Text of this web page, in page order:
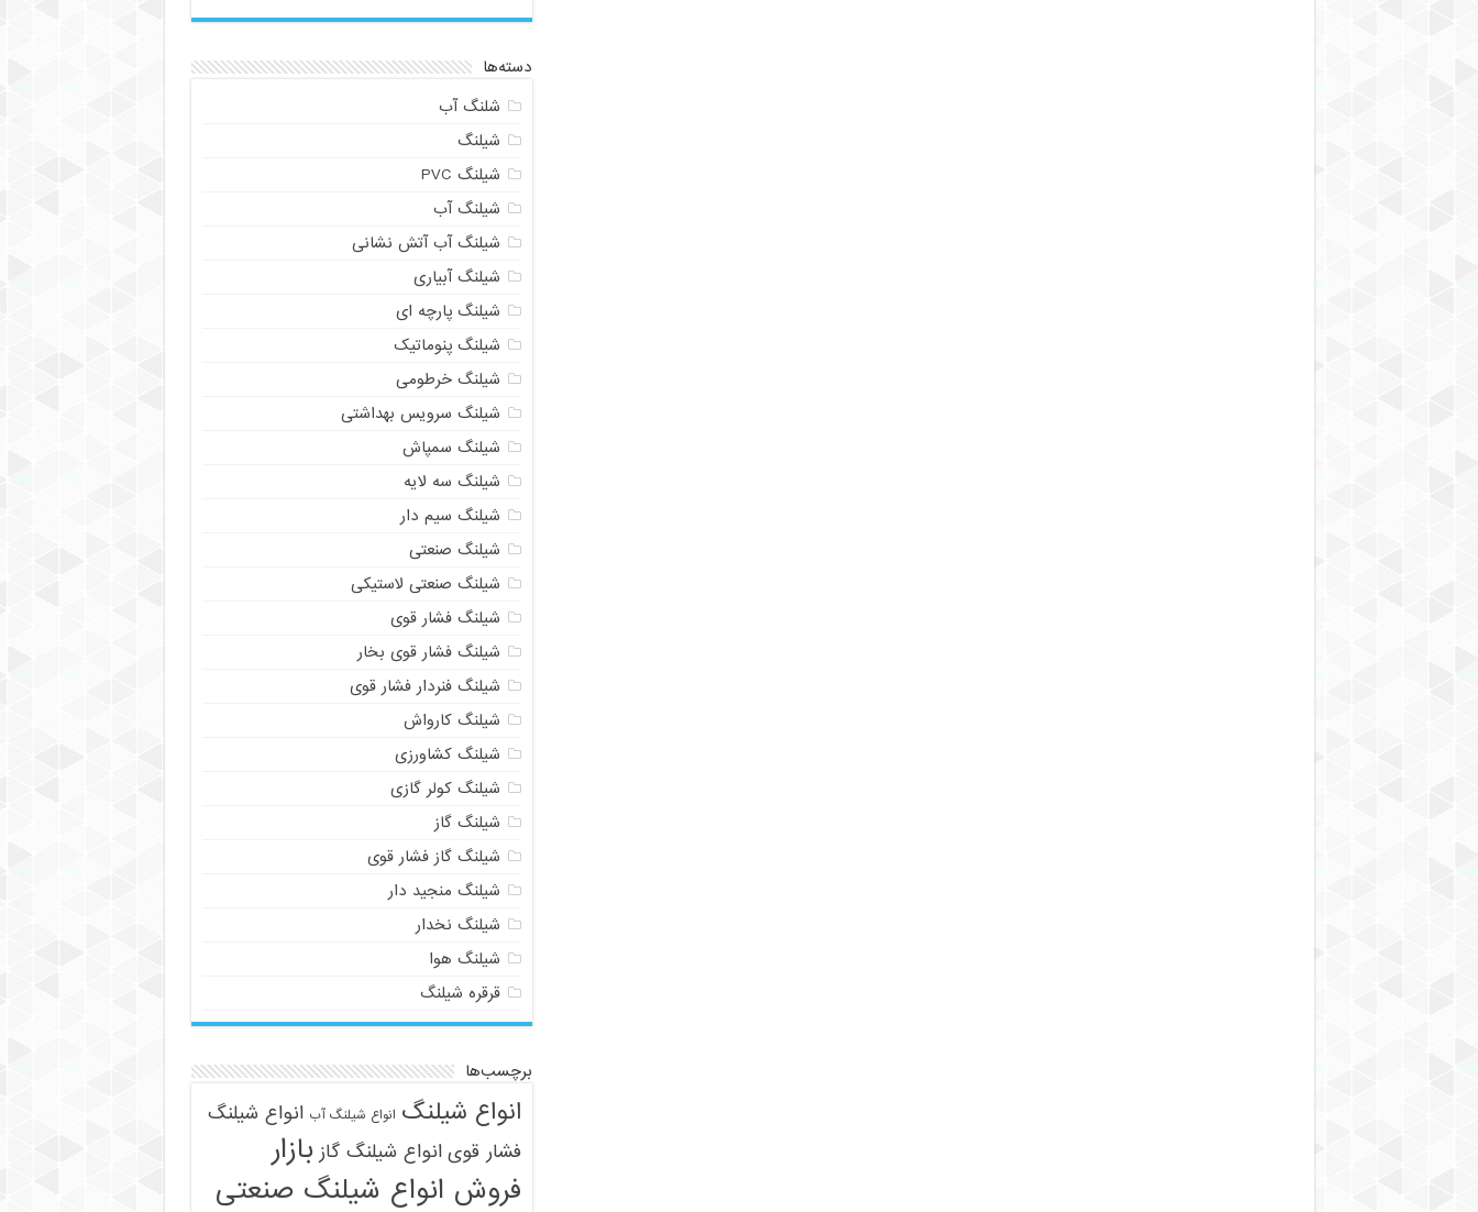
دسته‌ها
شلنگ آب
شیلنگ
شیلنگ PVC
شیلنگ آب
شیلنگ آب آتش نشانی
شیلنگ آبیاری
شیلنگ پارچه ای
شیلنگ پنوماتیک
شیلنگ خرطومی
شیلنگ سرویس بهداشتی
شیلنگ سمپاش
شیلنگ سه لایه
شیلنگ سیم دار
شیلنگ صنعتی
شیلنگ صنعتی لاستیکی
شیلنگ فشار قوی
شیلنگ فشار قوی بخار
شیلنگ فنردار فشار قوی
شیلنگ کارواش
شیلنگ کشاورزی
شیلنگ کولر گازی
شیلنگ گاز
شیلنگ گاز فشار قوی
شیلنگ منجید دار
شیلنگ نخدار
شیلنگ هوا
قرقره شیلنگ
برچسب‌ها
انواع شیلنگ انواع شیلنگ آب انواع شیلنگ
فشار قوی انواع شیلنگ گاز بازار
فروش انواع شیلنگ صنعتی